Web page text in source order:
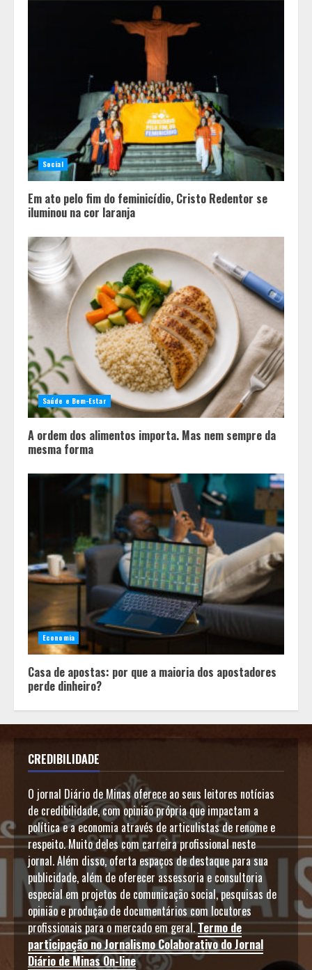
Social
Em ato pelo fim do feminicídio, Cristo Redentor se
iluminou na cor laranja
Saúde e Bem-Estar
A ordem dos alimentos importa. Mas nem sempre da
mesma forma
Economia
Casa de apostas: por que a maioria dos apostadores
perde dinheiro?
CREDIBILIDADE
O jornal Diário de Minas oferece ao seus leitores notícias
de credibilidade, com opinião própria que impactam a
política e a economia através de articulistas de renome e
respeito. Muito deles com carreira profissional neste
jornal. Além disso, oferta espaços de destaque para sua
publicidade, além de oferecer assessoria e consultoria
especial em projetos de comunicação social, pesquisas de
opinião e produção de documentários com locutores
profissionais para o mercado em geral.Termo de
participação no Jornalismo Colaborativo do Jornal
Diário de Minas On-line